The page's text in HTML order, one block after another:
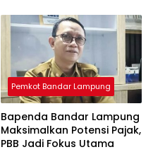
Berprestasi
Pemkot Bandar Lampung
Bapenda Bandar Lampung
Maksimalkan Potensi Pajak,
PBB Jadi Fokus Utama